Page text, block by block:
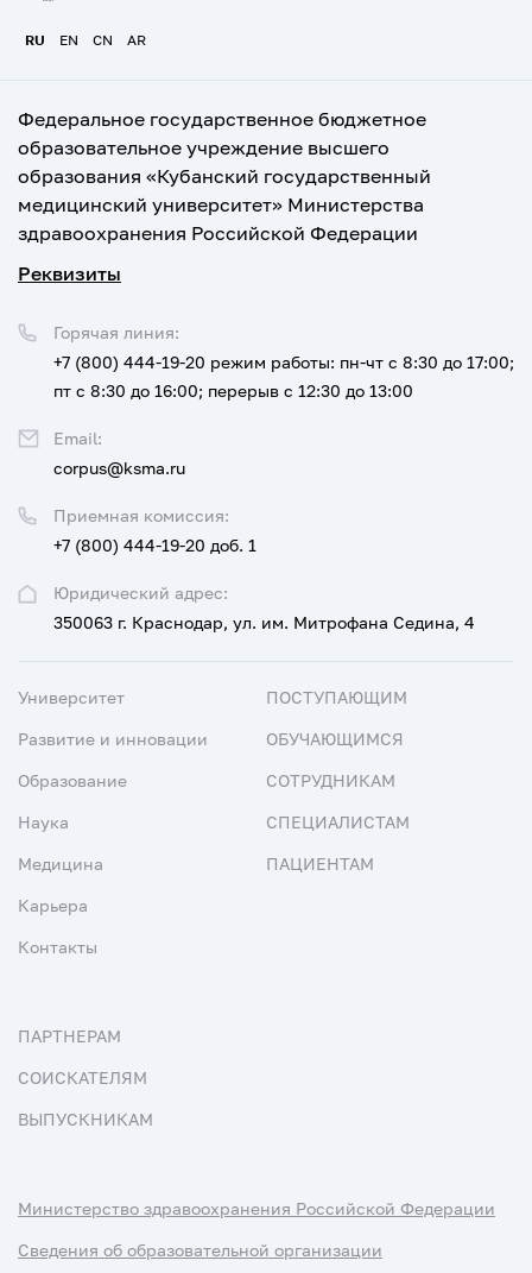
RU EN CN AR
Федеральное государственное бюджетное
образовательное учреждение высшего
образования «Кубанский государственный
медицинский университет» Министерства
здравоохранения Российской Федерации
Реквизиты
Юридический адрес:
350063 г. Краснодар, ул. им. Митрофана Седина, 4
Приемная комиссия:
+7 (800) 444-19-20 доб. 1
Горячая линия:
+7 (800) 444-19-20 режим работы: пн-чт с 8:30 до 17:00;
пт с 8:30 до 16:00; перерыв с 12:30 до 13:00
Email:
corpus@ksma.ru
Университет
Развитие и инновации
Образование
Наука
Медицина
Карьера
Контакты
ПОСТУПАЮЩИМ
ОБУЧАЮЩИМСЯ
СОТРУДНИКАМ
СПЕЦИАЛИСТАМ
ПАЦИЕНТАМ
ПАРТНЕРАМ
СОИСКАТЕЛЯМ
ВЫПУСКНИКАМ
Министерство здравоохранения Российской Федерации
Сведения об образовательной организации